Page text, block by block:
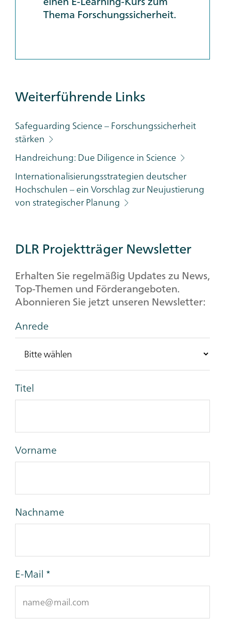
Thema Forschungssicherheit.
Additional
Links
Category
Weiterführende Links
Safeguarding Science – Forschungssicherheit
stärken
Handreichung: Due Diligence in Science
Internationalisierungsstrategien deutscher
Hochschulen – ein Vorschlag zur Neujustierung
von strategischer Planung
DLR Projektträger Newsletter
Erhalten Sie regelmäßig Updates zu News,
Top-Themen und Förderangeboten.
Abonnieren Sie jetzt unseren Newsletter:
Anrede
Titel
Vorname
Nachname
E-Mail